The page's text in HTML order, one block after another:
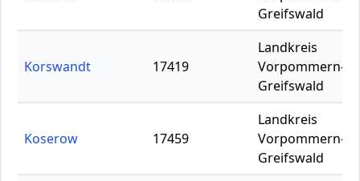
Greifswald
Korswandt 17419
Landkreis
Vorpommern-
Greifswald
Koserow 17459
Landkreis
Vorpommern-
Greifswald